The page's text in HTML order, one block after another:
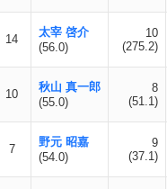
14
太宰 啓介
(56.0)
10
(275.2)
10
秋山 真一郎
(55.0)
8
(51.1)
7
野元 昭嘉
(54.0)
9
(37.1)